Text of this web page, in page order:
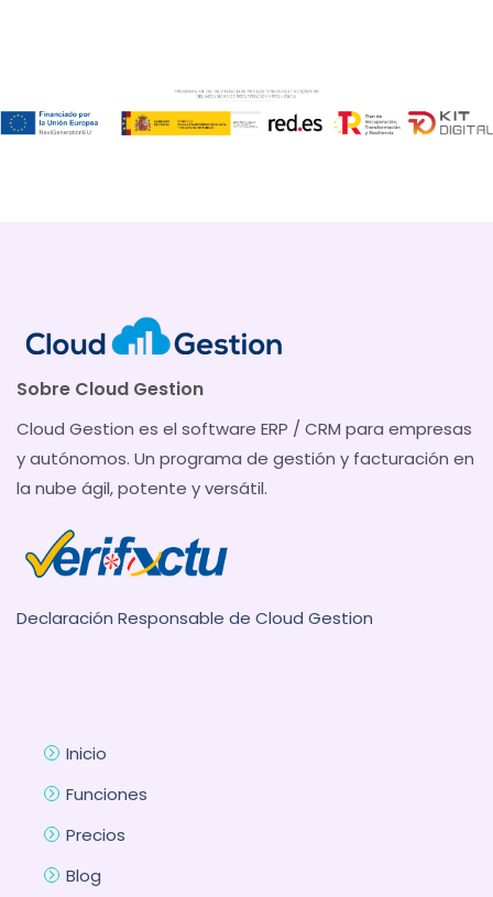
Sobre Cloud Gestion
Cloud Gestion es el software ERP / CRM para empresas
y autónomos. Un programa de gestión y facturación en
la nube ágil, potente y versátil.
Declaración Responsable de Cloud Gestion
Inicio
Funciones
Precios
Blog